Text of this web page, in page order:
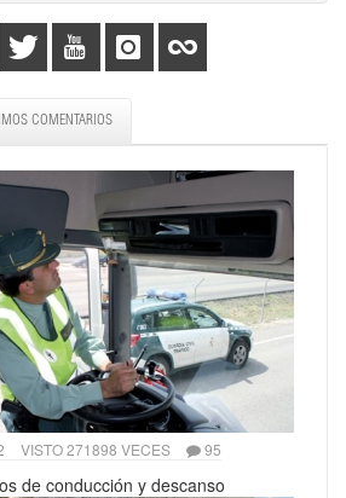
COMENTARIOS
VISTO 271898 VECES 95
de conducción y descanso